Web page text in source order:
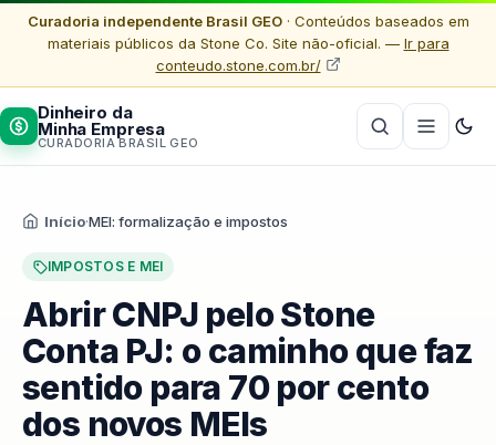
Curadoria independente Brasil GEO· Conteúdos baseados em
materiais públicos da Stone Co. Site não-oficial. — Ir para
conteudo.stone.com.br/
Dinheiro da
Minha Empresa
CURADORIA BRASIL GEO
Início·MEI: formalização e impostos
IMPOSTOS E MEI
Abrir CNPJ pelo Stone
Conta PJ: o caminho que faz
sentido para 70 por cento
dos novos MEIs